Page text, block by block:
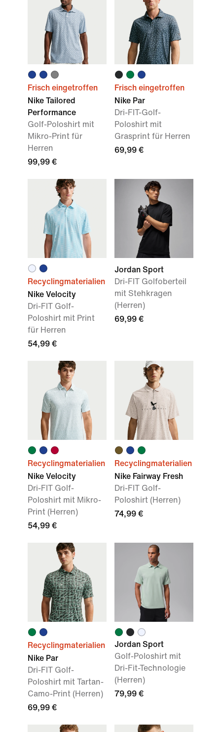
Frisch eingetroffen
Nike Tailored
Performance
Golf-Poloshirt mit
Mikro-Print für
Herren
99,99 €
Frisch eingetroffen
Nike Par
Dri-FIT-Golf-
Poloshirt mit
Grasprint für Herren
69,99 €
Recyclingmaterialien
Nike Velocity
Dri-FIT Golf-
Poloshirt mit Print
für Herren
54,99 €
Jordan Sport
Dri-FIT Golfoberteil
mit Stehkragen
(Herren)
69,99 €
Recyclingmaterialien
Nike Velocity
Dri-FIT Golf-
Poloshirt mit Mikro-
Print (Herren)
54,99 €
Recyclingmaterialien
Nike Fairway Fresh
Dri-FIT Golf-
Poloshirt (Herren)
74,99 €
Recyclingmaterialien
Nike Par
Dri-FIT Golf-
Poloshirt mit Tartan-
Camo-Print (Herren)
69,99 €
Jordan Sport
Golf-Poloshirt mit
Dri-Fit-Technologie
(Herren)
79,99 €